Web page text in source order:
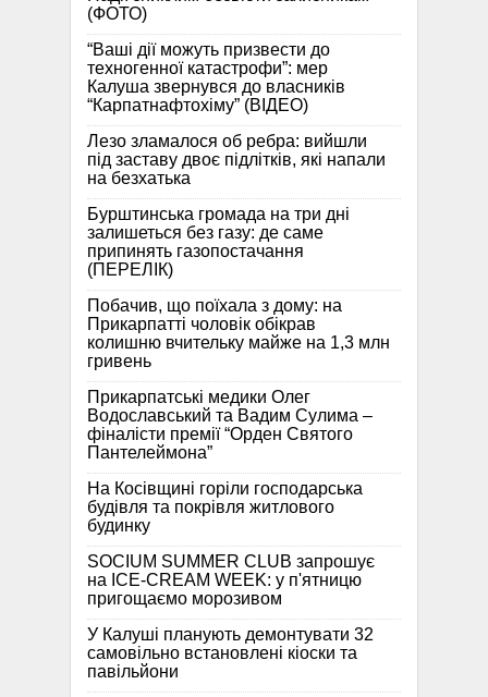
(ФОТО)
“Ваші дії можуть призвести до
техногенної катастрофи”: мер
Калуша звернувся до власників
“Карпатнафтохіму” (ВІДЕО)
Лезо зламалося об ребра: вийшли
під заставу двоє підлітків, які напали
на безхатька
Бурштинська громада на три дні
залишеться без газу: де саме
припинять газопостачання
(ПЕРЕЛІК)
Побачив, що поїхала з дому: на
Прикарпатті чоловік обікрав
колишню вчительку майже на 1,3 млн
гривень
Прикарпатські медики Олег
Водославський та Вадим Сулима –
фіналісти премії “Орден Святого
Пантелеймона”
На Косівщині горіли господарська
будівля та покрівля житлового
будинку
SOCIUM SUMMER CLUB запрошує
на ICE-CREAM WEEK: у п'ятницю
пригощаємо морозивом
У Калуші планують демонтувати 32
самовільно встановлені кіоски та
павільйони